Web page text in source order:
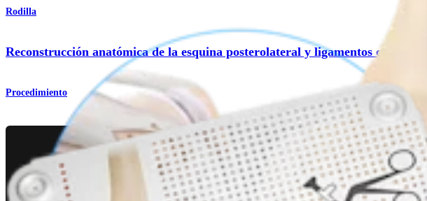
Rodilla
Reconstrucción anatómica de la esquina posterolateral y ligamentos colaterales
Procedimiento